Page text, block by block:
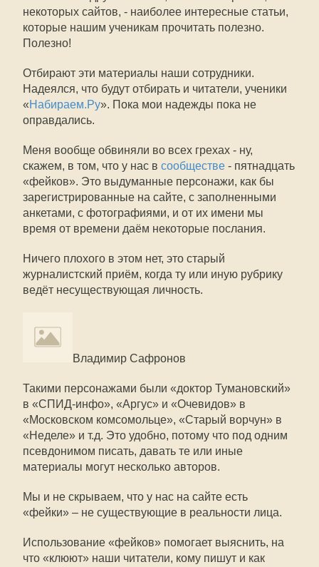
некоторых сайтов, - наиболее интересные статьи,
которые нашим ученикам прочитать полезно.
Полезно!
Отбирают эти материалы наши сотрудники.
Надеялся, что будут отбирать и читатели, ученики
«Набираем.Ру». Пока мои надежды пока не
оправдались.
Меня вообще обвиняли во всех грехах - ну,
скажем, в том, что у нас в сообществе - пятнадцать
«фейков». Это выдуманные персонажи, как бы
зарегистрированные на сайте, с заполненными
анкетами, с фотографиями, и от их имени мы
время от времени даём некоторые послания.
Ничего плохого в этом нет, это старый
журналистский приём, когда ту или иную рубрику
ведёт несуществующая личность.
Владимир Сафронов
Такими персонажами были «доктор Тумановский»
в «СПИД-инфо», «Аргус» и «Очевидов» в
«Московском комсомольце», «Старый ворчун» в
«Неделе» и т.д. Это удобно, потому что под одним
псевдонимом писать, давать те или иные
материалы могут несколько авторов.
Мы и не скрываем, что у нас на сайте есть
«фейки» – не существующие в реальности лица.
Использование «фейков» помогает выяснить, на
что «клюют» наши читатели, кому пишут и как